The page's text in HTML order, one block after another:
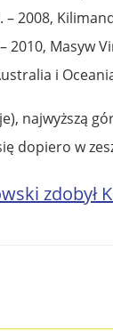
– 2008,
2010, Masyw
i
najwyższą
dopiero w
zdobył